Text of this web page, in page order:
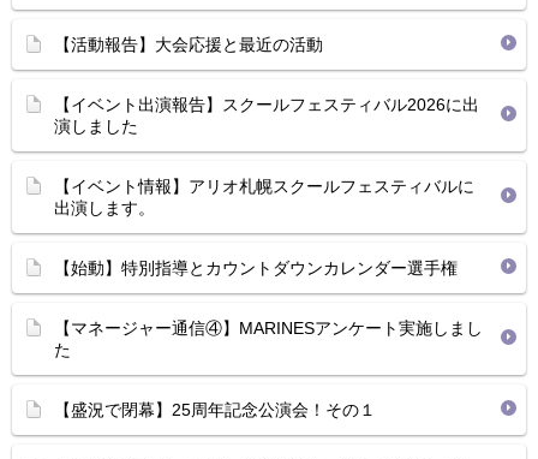
【活動報告】大会応援と最近の活動
【イベント出演報告】スクールフェスティバル2026に出
演しました
【イベント情報】アリオ札幌スクールフェスティバルに
出演します。
【始動】特別指導とカウントダウンカレンダー選手権
【マネージャー通信④】MARINESアンケート実施しまし
た
【盛況で閉幕】25周年記念公演会！その１